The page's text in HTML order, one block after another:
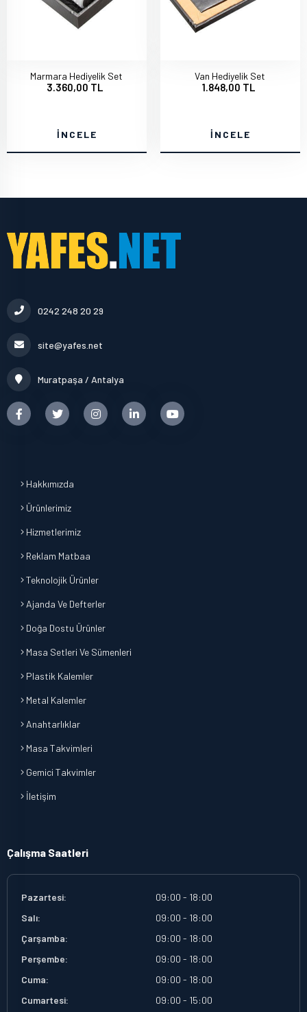
Marmara Hediyelik Set
3.360,00 TL
İNCELE
Van Hediyelik Set
1.848,00 TL
İNCELE
0242 248 20 29
site@yafes.net
Muratpaşa / Antalya
Hakkımızda
Ürünlerimiz
Hizmetlerimiz
Reklam Matbaa
Teknolojik Ürünler
Ajanda Ve Defterler
Doğa Dostu Ürünler
Masa Setleri Ve Sümenleri
Plastik Kalemler
Metal Kalemler
Anahtarlıklar
Masa Takvimleri
Gemici Takvimler
İletişim
Çalışma Saatleri
Pazartesi:
09:00 - 18:00
Salı:
09:00 - 18:00
Çarşamba:
09:00 - 18:00
Perşembe:
09:00 - 18:00
Cuma:
09:00 - 18:00
Cumartesi:
09:00 - 15:00